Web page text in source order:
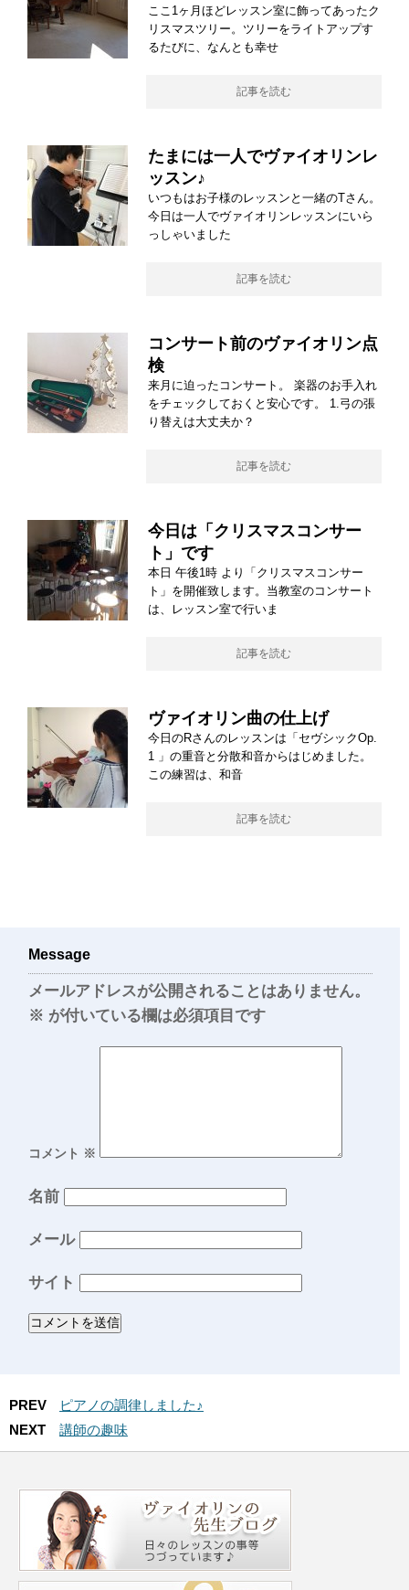
ここ1ヶ月ほどレッスン室に飾ってあったク
リスマスツリー。ツリーをライトアップす
るたびに、なんとも幸せ
記事を読む
たまには一人でヴァイオリンレ
ッスン♪
いつもはお子様のレッスンと一緒のTさん。
今日は一人でヴァイオリンレッスンにいら
っしゃいました
記事を読む
コンサート前のヴァイオリン点
検
来月に迫ったコンサート。 楽器のお手入れ
をチェックしておくと安心です。 1.弓の張
り替えは大丈夫か？
記事を読む
今日は「クリスマスコンサー
ト」です
本日 午後1時 より「クリスマスコンサー
ト」を開催致します。当教室のコンサート
は、レッスン室で行いま
記事を読む
ヴァイオリン曲の仕上げ
今日のRさんのレッスンは「セヴシックOp.
1 」の重音と分散和音からはじめました。
この練習は、和音
記事を読む
Message
メールアドレスが公開されることはありません。
※ が付いている欄は必須項目です
コメント ※
名前
メール
サイト
PREV
ピアノの調律しました♪
NEXT
講師の趣味